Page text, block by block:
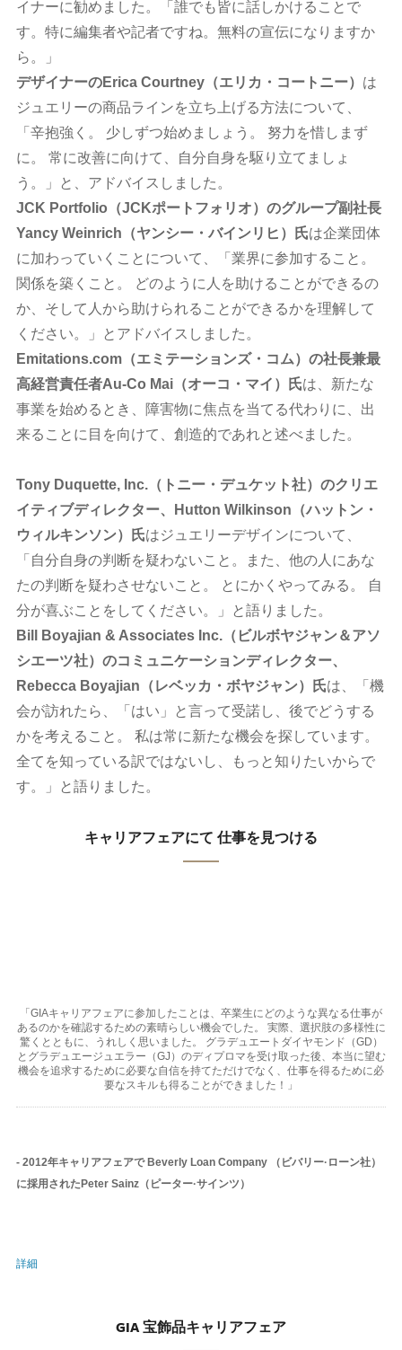
イナーに勧めました。「誰でも皆に話しかけることで
す。特に編集者や記者ですね。無料の宣伝になりますか
ら。」
デザイナーのErica Courtney（エリカ・コートニー） は
ジュエリーの商品ラインを立ち上げる方法について、
「辛抱強く。 少しずつ始めましょう。 努力を惜しまず
に。 常に改善に向けて、自分自身を駆り立てましょ
う。」と、アドバイスしました。
JCK Portfolio（JCKポートフォリオ）のグループ副社長
Yancy Weinrich（ヤンシー・バインリヒ）氏は企業団体
に加わっていくことについて、「業界に参加すること。
関係を築くこと。 どのように人を助けることができるの
か、そして人から助けられることができるかを理解して
ください。」とアドバイスしました。
Emitations.com（エミテーションズ・コム）の社長兼最
高経営責任者Au-Co Mai（オーコ・マイ）氏は、新たな
事業を始めるとき、障害物に焦点を当てる代わりに、出
来ることに目を向けて、創造的であれと述べました。
Tony Duquette, Inc.（トニー・デュケット社）のクリエ
イティブディレクター、Hutton Wilkinson（ハットン・
ウィルキンソン）氏はジュエリーデザインについて、
「自分自身の判断を疑わないこと。また、他の人にあな
たの判断を疑わさせないこと。 とにかくやってみる。 自
分が喜ぶことをしてください。」と語りました。
Bill Boyajian & Associates Inc.（ビルボヤジャン＆アソ
シエーツ社）のコミュニケーションディレクター、
Rebecca Boyajian（レベッカ・ボヤジャン）氏は、「機
会が訪れたら、「はい」と言って受諾し、後でどうする
かを考えること。 私は常に新たな機会を探しています。
全てを知っている訳ではないし、もっと知りたいからで
す。」と語りました。
キャリアフェアにて 仕事を見つける
「GIAキャリアフェアに参加したことは、卒業生にどのような異なる仕事が
あるのかを確認するための素晴らしい機会でした。 実際、選択肢の多様性に
驚くとともに、うれしく思いました。 グラデュエートダイヤモンド（GD）
とグラデュエージュエラー（GJ）のディプロマを受け取った後、本当に望む
機会を追求するために必要な自信を持てただけでなく、仕事を得るために必
要なスキルも得ることができました！」
- 2012年キャリアフェアで Beverly Loan Company （ビバリー·ローン社）
に採用されたPeter Sainz（ピーター·サインツ）
詳細
GIA 宝飾品キャリアフェア